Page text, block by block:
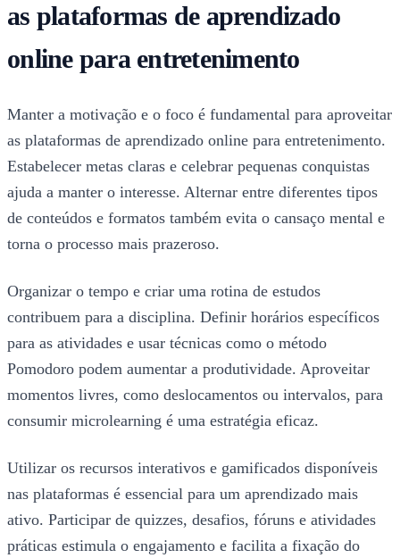
as plataformas de aprendizado
online para entretenimento
Manter a motivação e o foco é fundamental para aproveitar
as plataformas de aprendizado online para entretenimento.
Estabelecer metas claras e celebrar pequenas conquistas
ajuda a manter o interesse. Alternar entre diferentes tipos
de conteúdos e formatos também evita o cansaço mental e
torna o processo mais prazeroso.
Organizar o tempo e criar uma rotina de estudos
contribuem para a disciplina. Definir horários específicos
para as atividades e usar técnicas como o método
Pomodoro podem aumentar a produtividade. Aproveitar
momentos livres, como deslocamentos ou intervalos, para
consumir microlearning é uma estratégia eficaz.
Utilizar os recursos interativos e gamificados disponíveis
nas plataformas é essencial para um aprendizado mais
ativo. Participar de quizzes, desafios, fóruns e atividades
práticas estimula o engajamento e facilita a fixação do